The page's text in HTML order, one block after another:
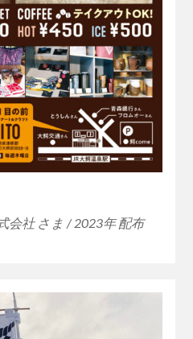
会社 さま / 2023年 配布